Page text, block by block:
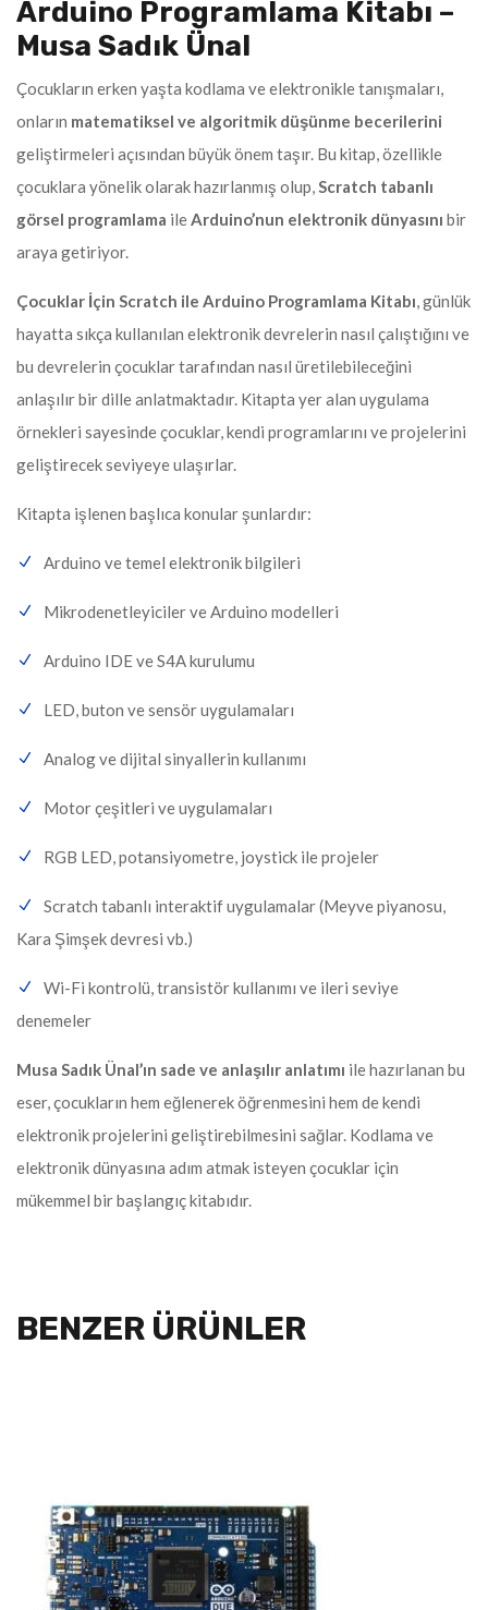
Arduino Programlama Kitabı –
Musa Sadık Ünal
Çocukların erken yaşta kodlama ve elektronikle tanışmaları,
onların matematiksel ve algoritmik düşünme becerilerini
geliştirmeleri açısından büyük önem taşır. Bu kitap, özellikle
çocuklara yönelik olarak hazırlanmış olup, Scratch tabanlı
görsel programlama ile Arduino’nun elektronik dünyasını bir
araya getiriyor.
Çocuklar İçin Scratch ile Arduino Programlama Kitabı , günlük
hayatta sıkça kullanılan elektronik devrelerin nasıl çalıştığını ve
bu devrelerin çocuklar tarafından nasıl üretilebileceğini
anlaşılır bir dille anlatmaktadır. Kitapta yer alan uygulama
örnekleri sayesinde çocuklar, kendi programlarını ve projelerini
geliştirecek seviyeye ulaşırlar.
Kitapta işlenen başlıca konular şunlardır:
Arduino ve temel elektronik bilgileri
Mikrodenetleyiciler ve Arduino modelleri
Arduino IDE ve S4A kurulumu
LED, buton ve sensör uygulamaları
Analog ve dijital sinyallerin kullanımı
Motor çeşitleri ve uygulamaları
RGB LED, potansiyometre, joystick ile projeler
Scratch tabanlı interaktif uygulamalar (Meyve piyanosu,
Kara Şimşek devresi vb.)
Wi-Fi kontrolü, transistör kullanımı ve ileri seviye
denemeler
Musa Sadık Ünal’ın sade ve anlaşılır anlatımı ile hazırlanan bu
eser, çocukların hem eğlenerek öğrenmesini hem de kendi
elektronik projelerini geliştirebilmesini sağlar. Kodlama ve
elektronik dünyasına adım atmak isteyen çocuklar için
mükemmel bir başlangıç kitabıdır.
BENZER ÜRÜNLER